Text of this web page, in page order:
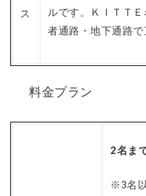
ス
ルです。ＫＩＴＴ
者通路・地下通路で
料金プラン
2名ま
※3名